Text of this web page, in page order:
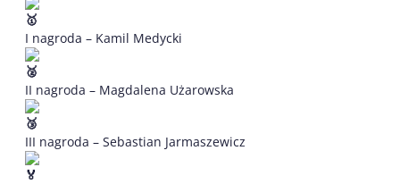
I nagroda – Kamil Medycki
II nagroda – Magdalena Użarowska
III nagroda – Sebastian Jarmaszewicz